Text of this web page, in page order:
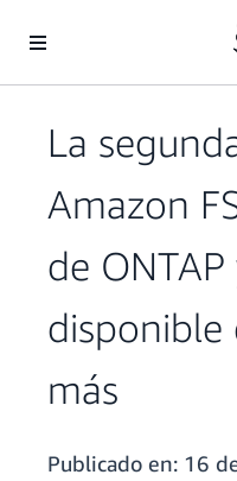
La
Amazon
de
disponible
más
Publicado en: 16